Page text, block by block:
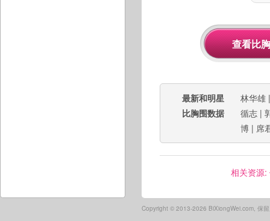
最新和明星
比胸围数据
林华雄
循志 |
博 | 席
相关资源:
Copyright © 2013-2026 BiXiongWei.com, 保